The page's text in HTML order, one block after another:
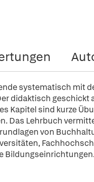
systematisch mit
didaktisch
Kapitel sind kurze
Das Lehrbuch
von